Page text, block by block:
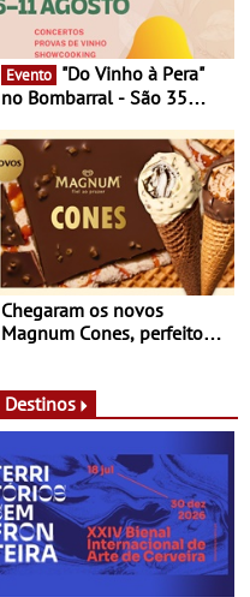
Evento
no Bombarral - São 35
prova e seis dias de
experiências
Chegaram os novos
Magnum Cones, perfeitos
Destinos